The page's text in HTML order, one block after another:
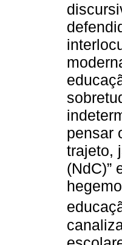
pensar
trajeto,
(NdC)”